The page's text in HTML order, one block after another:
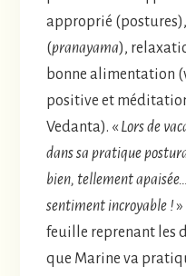
approprié
(pranayama),
bonne alimentation
positive et
Vedanta). «Lors de
dans sa pratique
bien, tellement
sentiment incroyable !
feuille reprenant les
que Marine va